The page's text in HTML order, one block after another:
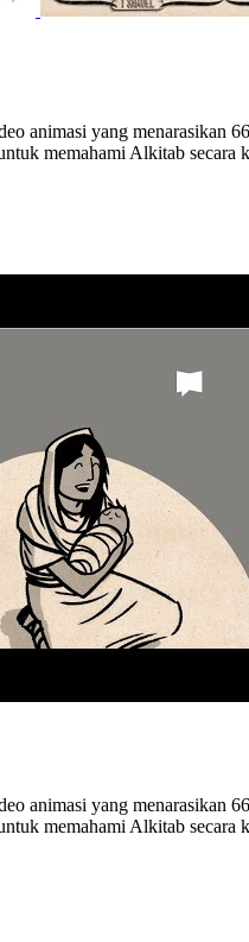
animasi yang menarasikan
memahami Alkitab secara
animasi yang menarasikan
memahami Alkitab secara